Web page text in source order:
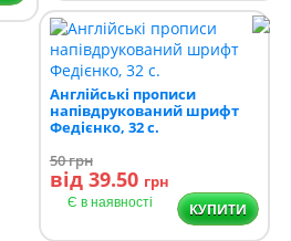
Англійські прописи
напівдрукований шрифт
Федієнко, 32 с.
50грн
від 39.50 грн
Є в наявності КУПИТИ